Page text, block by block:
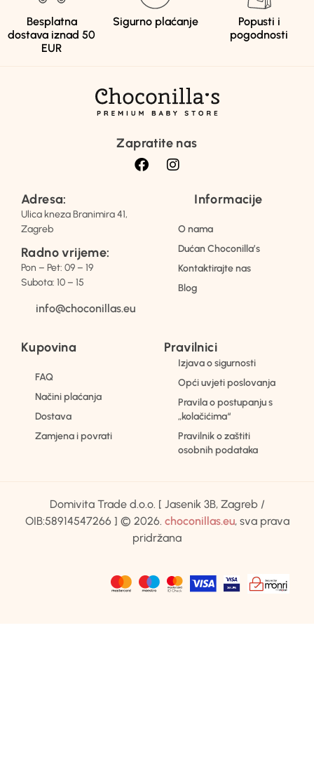
Besplatna
dostava iznad 50
EUR
Sigurno plaćanje
Popusti i
pogodnosti
Zapratite nas
Adresa:
Ulica kneza Branimira 41,
Zagreb
Radno vrijeme:
Pon – Pet: 09 – 19
Subota: 10 – 15
info@choconillas.eu
Informacije
O nama
Dućan Choconilla’s
Kontaktirajte nas
Blog
Kupovina
FAQ
Načini plaćanja
Dostava
Zamjena i povrati
Pravilnici
Izjava o sigurnosti
Opći uvjeti poslovanja
Pravila o postupanju s
„kolačićima“
Pravilnik o zaštiti
osobnih podataka
Domivita Trade d.o.o. [ Jasenik 3B, Zagreb /
OIB:58914547266 ] © 2026. choconillas.eu, sva prava
pridržana